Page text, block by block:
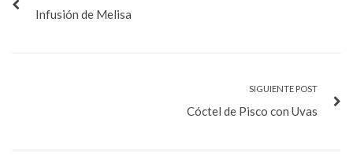
Infusión de Melisa
SIGUIENTE POST
Cóctel de Pisco con Uvas